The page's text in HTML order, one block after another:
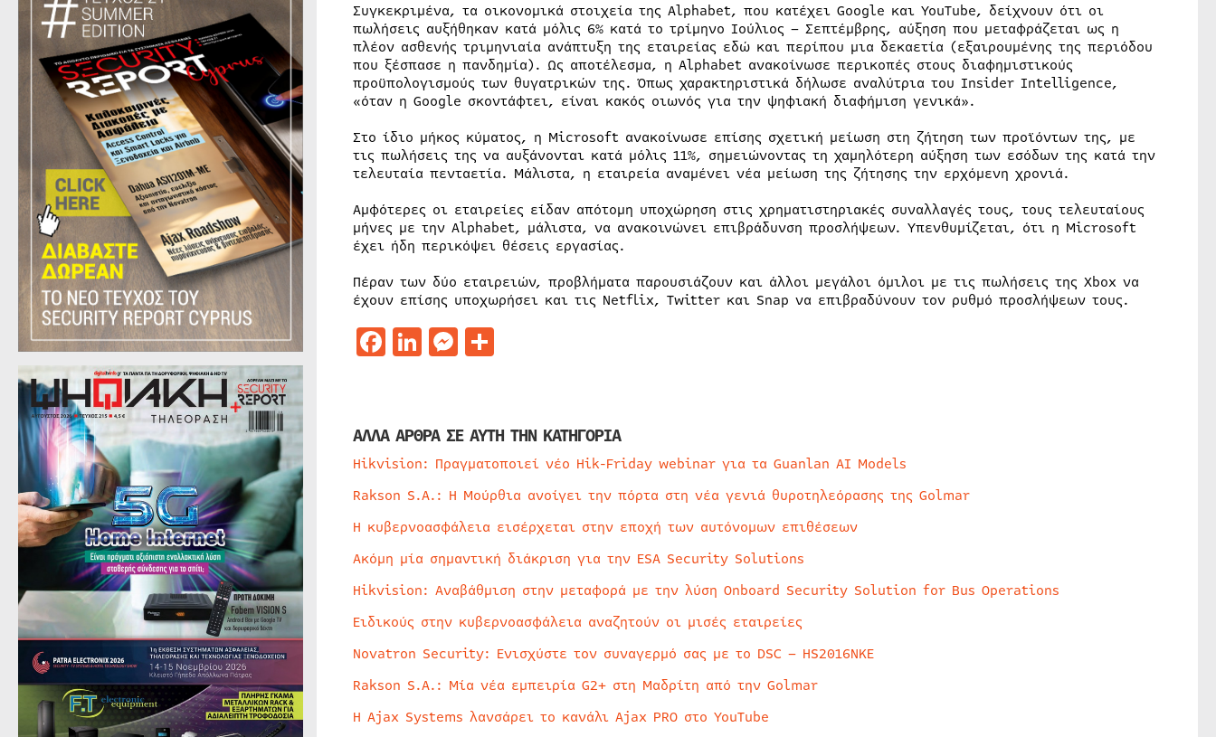
Συγκεκριμένα, τα οικονομικά στοιχεία της Alphabet, που κατέχει Google και YouTube, δείχνουν ότι οι
πωλήσεις αυξήθηκαν κατά μόλις 6% κατά το τρίμηνο Ιούλιος – Σεπτέμβρης, αύξηση που μεταφράζεται ως η
πλέον ασθενής τριμηνιαία ανάπτυξη της εταιρείας εδώ και περίπου μια δεκαετία (εξαιρουμένης της περιόδου
που ξέσπασε η πανδημία). Ως αποτέλεσμα, η Alphabet ανακοίνωσε περικοπές στους διαφημιστικούς
προϋπολογισμούς των θυγατρικών της. Όπως χαρακτηριστικά δήλωσε αναλύτρια του Insider Intelligence,
«όταν η Google σκοντάφτει, είναι κακός οιωνός για την ψηφιακή διαφήμιση γενικά».
Στο ίδιο μήκος κύματος, η Microsoft ανακοίνωσε επίσης σχετική μείωση στη ζήτηση των προϊόντων της, με
τις πωλήσεις της να αυξάνονται κατά μόλις 11%, σημειώνοντας τη χαμηλότερη αύξηση των εσόδων της κατά την
τελευταία πενταετία. Μάλιστα, η εταιρεία αναμένει νέα μείωση της ζήτησης την ερχόμενη χρονιά.
Αμφότερες οι εταιρείες είδαν απότομη υποχώρηση στις χρηματιστηριακές συναλλαγές τους, τους τελευταίους
μήνες με την Alphabet, μάλιστα, να ανακοινώνει επιβράδυνση προσλήψεων. Υπενθυμίζεται, ότι η Microsoft
έχει ήδη περικόψει θέσεις εργασίας.
Πέραν των δύο εταιρειών, προβλήματα παρουσιάζουν και άλλοι μεγάλοι όμιλοι με τις πωλήσεις της Xbox να
έχουν επίσης υποχωρήσει και τις Netflix, Twitter και Snap να επιβραδύνουν τον ρυθμό προσλήψεων τους.
Facebook
LinkedIn
Messenger
Μοιραστείτε
ΑΛΛΑ ΑΡΘΡΑ ΣΕ ΑΥΤΗ ΤΗΝ ΚΑΤΗΓΟΡΙΑ
Hikvision: Πραγματοποιεί νέο Hik-Friday webinar για τα Guanlan AI Models
Rakson S.A.: Η Μούρθια ανοίγει την πόρτα στη νέα γενιά θυροτηλεόρασης της Golmar
Η κυβερνοασφάλεια εισέρχεται στην εποχή των αυτόνομων επιθέσεων
Ακόμη μία σημαντική διάκριση για την ESA Security Solutions
Hikvision: Αναβάθμιση στην μεταφορά με την λύση Onboard Security Solution for Bus Operations
Ειδικούς στην κυβερνοασφάλεια αναζητούν οι μισές εταιρείες
Novatron Security: Ενισχύστε τον συναγερμό σας με το DSC – HS2016NKE
Rakson S.A.: Μία νέα εμπειρία G2+ στη Μαδρίτη από την Golmar
Η Ajax Systems λανσάρει το κανάλι Ajax PRO στο YouTube